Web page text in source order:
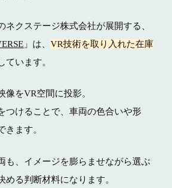
ネクステージ株式会社が展開する、
」は、VR技術を取り入れた在庫
ています。
像をVR空間に投影。
つけることで、車両の色合いや形
きます。
も、イメージを膨らませながら選ぶ
める判断材料になります。